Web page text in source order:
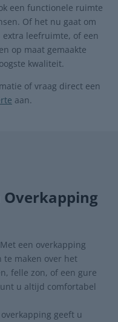
een functionele ruimte
Of het nu gaat om
leefruimte, of een
op maat gemaakte
kwaliteit.
of vraag direct een
aan.
Met een overkapping
te maken over het
felle zon, of een gure
u altijd comfortabel
overkapping geeft u